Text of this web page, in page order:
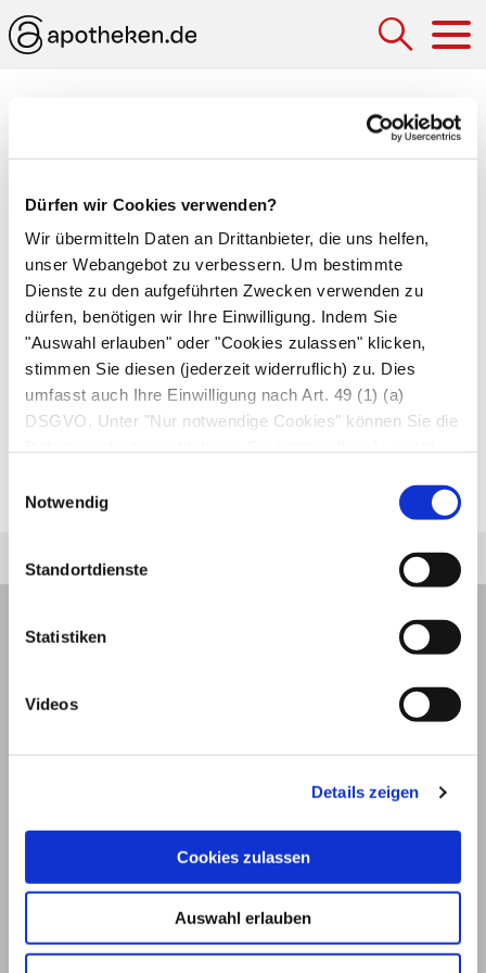
Dürfen wir Cookies verwenden?
Wir übermitteln Daten an Drittanbieter, die uns helfen,
unser Webangebot zu verbessern. Um bestimmte
Dienste zu den aufgeführten Zwecken verwenden zu
dürfen, benötigen wir Ihre Einwilligung. Indem Sie
"Auswahl erlauben" oder "Cookies zulassen" klicken,
stimmen Sie diesen (jederzeit widerruflich) zu. Dies
umfasst auch Ihre Einwilligung nach Art. 49 (1) (a)
DSGVO. Unter "Nur notwendige Cookies" können Sie die
Notwendig
Standortdienste
Statistiken
Videos
Details zeigen
Cookies zulassen
Auswahl erlauben
Hyperkaliämie
Erhöhter Blutspiegel vonKalium
über 5,5 mmol/l. Eine Hyperkaliämie macht sich
ähnlich wie ein Kaliummangel (Hypokaliämie
bemerkbar: mit Kribbelgefühlen der Haut,
späterer Muskelschwäche bis hin zu Lähmungen
und Herzrhythmusstörungen bis hin zum
Herzstillstand. Häufigste Gründe für den
erhöhten Kaliumgehalt sind die Einnahme von
Medikamenten oder chronisches
Nierenversagen.
© 2026
Impressum und Nutzungsbedingungen